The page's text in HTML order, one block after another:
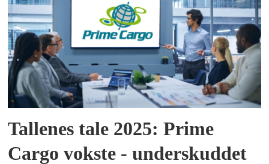
Tallenes tale 2025: Prime
Cargo vokste - underskuddet